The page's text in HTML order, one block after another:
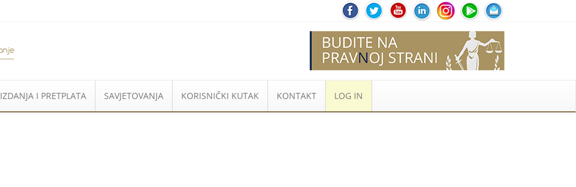
IZDANJA I PRETPLATA SAVJETOVANJA KORISNIČKI KUTAK KONTAKT LOG IN